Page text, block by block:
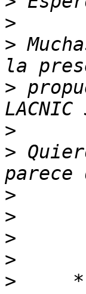
>
>
>
>
>
>
>
>
>
>